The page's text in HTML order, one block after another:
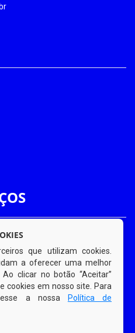
que utilizam cookies.
a oferecer uma melhor
clicar no botão “Aceitar”
cookies em nosso site. Para
a nossa
Política de